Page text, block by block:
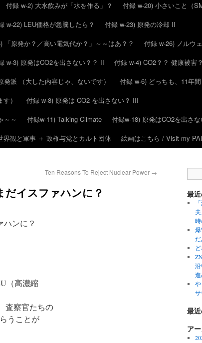
付録 w-2) 大水飲みが「水を作る」？
付録 w-20) 小さいこと（
w-22) LEU価格が急騰したら？
付録 w-23) 原発の冷却 II
「原発か？／高い電気代か？」～～はあ？？
付録 w-26) ノルウ
w-3) 原発はCO2を出さない？？ II
付録 w-4) CO2？？ 健康被害
派 （大した内容じゃ、ないです）
付録 w-6) どっちも、11年
）
付録 w-8) 原発は CO2 を出さない？ III
～～
付録w-11) Talking Climate
付録w-18) 原発はCO2を出さ
界観と軍事 ＋ 政権与党とカルト団体 絵画はこちら / Visit my
Ten Reasons To Reject Nuclear Power →
だイスファハンに？
ンに？
（高濃縮
査察官たちの
うことが
最
だ
や
サ
最
ア